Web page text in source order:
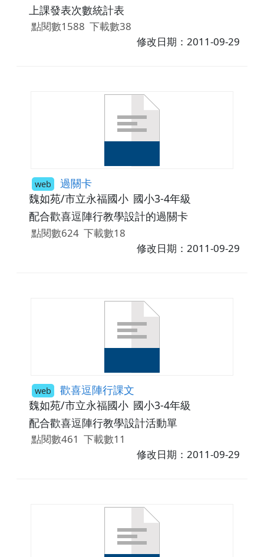
上課發表次數統計表
點閱數1588 下載數38
修改日期：2011-09-29
web 過關卡
魏如苑/市立永福國小 國小3-4年級
配合歡喜逗陣行教學設計的過關卡
點閱數624 下載數18
修改日期：2011-09-29
web 歡喜逗陣行課文
魏如苑/市立永福國小 國小3-4年級
配合歡喜逗陣行教學設計活動單
點閱數461 下載數11
修改日期：2011-09-29